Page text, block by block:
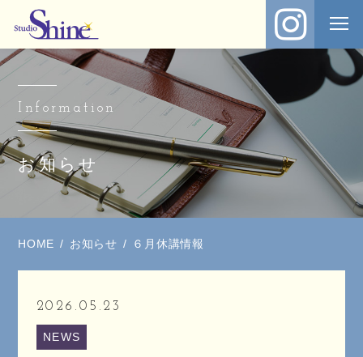
Information
お知らせ
HOME お知らせ ６月休講情報
2026.05.23
NEWS